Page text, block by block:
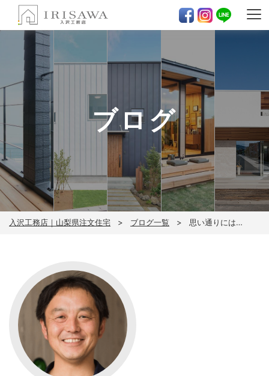
ブログ
入沢工務店｜山梨県注文住宅 ブログ一覧 思い通りには…